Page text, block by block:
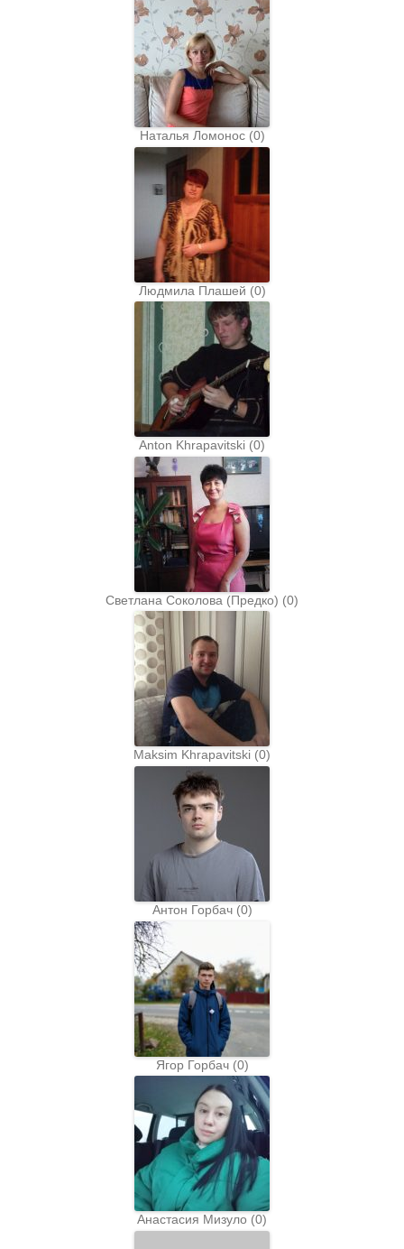
Наталья Ломонос (0)
Людмила Плашей (0)
Anton Khrapavitski (0)
Светлана Соколова (Предко) (0)
Maksim Khrapavitski (0)
Антон Горбач (0)
Ягор Горбач (0)
Анастасия Мизуло (0)